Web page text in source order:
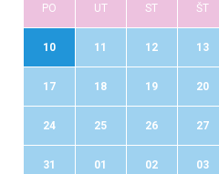
PO UT ST ŠT
10 11 12 13
17 18 19 20
24 25 26 27
31 01 02 03